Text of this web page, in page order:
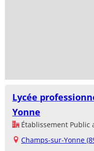
Lycée
Yonne
Établissement Public
Champs-sur-Yonne